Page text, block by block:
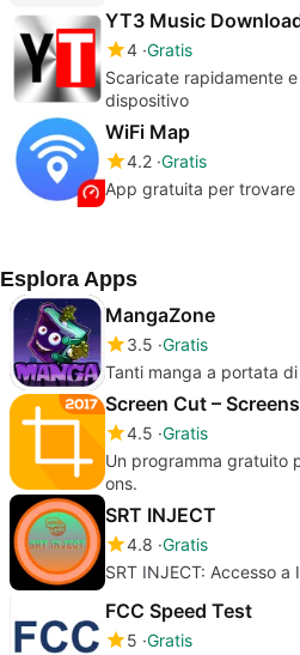
YT3 Music
4 Gratis
Scaricate rapidamente
dispositivo
WiFi Map
4.2 Gratis
App gratuita per trovare
Esplora Apps
MangaZone
3.5 Gratis
Tanti manga a portata
Screen Cut –
4.5 Gratis
Un programma gratuito
ons.
SRT INJECT
4.8 Gratis
SRT INJECT: Accesso
FCC Speed Test
5 Gratis